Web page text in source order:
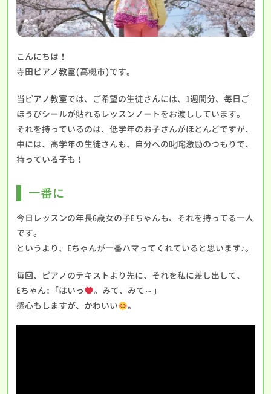
こんにちは！
寺田ピアノ教室(高槻市)です。
当ピアノ教室では、ご希望の生徒さんには、1週間分、毎日ご
ほうびシールが貼れるレッスンノートをお渡ししています。
それを持っているのは、低学年のお子さんがほとんどですが、
中には、高学年の生徒さんも、自分への叱咤激励のつもりで、
持っている子も！
一番に
今日レッスンの年長6歳女の子Eちゃんも、それを持ってる一人
です。
というより、Eちゃんが一番ハマってくれていると思います♪。
毎回、ピアノのテキストより先に、それを私に差し出して、
Eちゃん:「はいっ
。みて、みて～」
感心もしますが、かわいい
。